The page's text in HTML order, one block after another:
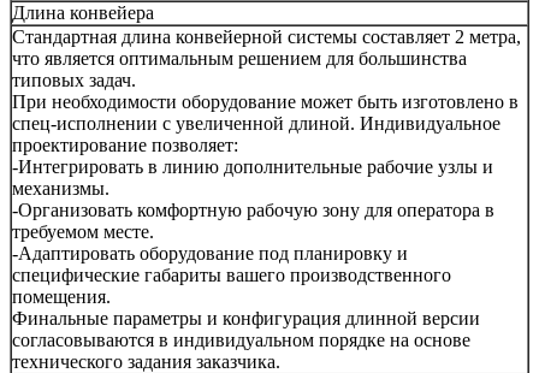
Длина конвейера
Стандартная длина конвейерной системы составляет 2 метра,
что является оптимальным решением для большинства
типовых задач.
При необходимости оборудование может быть изготовлено в
спец-исполнении с увеличенной длиной. Индивидуальное
проектирование позволяет:
-Интегрировать в линию дополнительные рабочие узлы и
механизмы.
-Организовать комфортную рабочую зону для оператора в
требуемом месте.
-Адаптировать оборудование под планировку и
специфические габариты вашего производственного
помещения.
Финальные параметры и конфигурация длинной версии
согласовываются в индивидуальном порядке на основе
технического задания заказчика.